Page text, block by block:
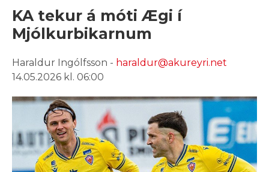
KA tekur á móti Ægi í
Mjólkurbikarnum
Haraldur Ingólfsson - haraldur@akureyri.net
14.05.2026 kl. 06:00